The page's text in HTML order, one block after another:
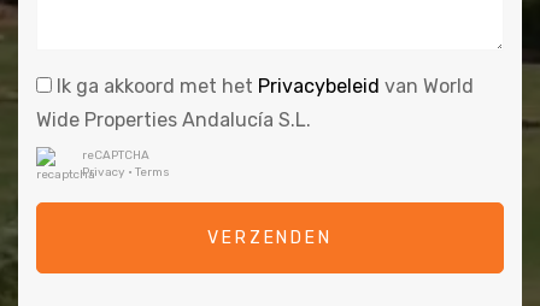
Ik ga akkoord met het Privacybeleid van World
Wide Properties Andalucía S.L.
reCAPTCHA
Privacy • Terms
VERZENDEN